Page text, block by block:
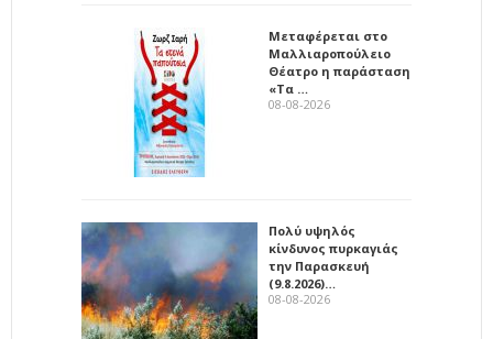
Μεταφέρεται στο
Μαλλιαροπούλειο
Θέατρο η παράσταση
«Τα …
08-08-2026
Πολύ υψηλός
κίνδυνος πυρκαγιάς
την Παρασκευή
(9.8.2026)…
08-08-2026